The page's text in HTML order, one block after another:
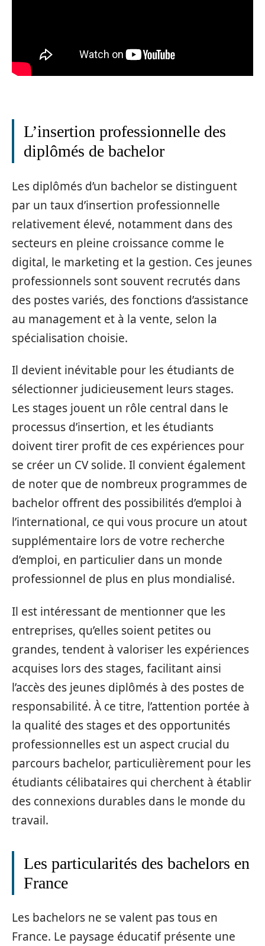
L’insertion professionnelle des
diplômés de bachelor
Les diplômés d’un bachelor se distinguent
par un taux d’insertion professionnelle
relativement élevé, notamment dans des
secteurs en pleine croissance comme le
digital, le marketing et la gestion. Ces jeunes
professionnels sont souvent recrutés dans
des postes variés, des fonctions d’assistance
au management et à la vente, selon la
spécialisation choisie.
Il devient inévitable pour les étudiants de
sélectionner judicieusement leurs stages.
Les stages jouent un rôle central dans le
processus d’insertion, et les étudiants
doivent tirer profit de ces expériences pour
se créer un CV solide. Il convient également
de noter que de nombreux programmes de
bachelor offrent des possibilités d’emploi à
l’international, ce qui vous procure un atout
supplémentaire lors de votre recherche
d’emploi, en particulier dans un monde
professionnel de plus en plus mondialisé.
Il est intéressant de mentionner que les
entreprises, qu’elles soient petites ou
grandes, tendent à valoriser les expériences
acquises lors des stages, facilitant ainsi
l’accès des jeunes diplômés à des postes de
responsabilité. À ce titre, l’attention portée à
la qualité des stages et des opportunités
professionnelles est un aspect crucial du
parcours bachelor, particulièrement pour les
étudiants célibataires qui cherchent à établir
des connexions durables dans le monde du
travail.
Les particularités des bachelors en
France
Les bachelors ne se valent pas tous en
France. Le paysage éducatif présente une